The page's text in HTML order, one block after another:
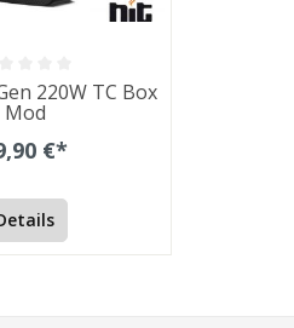
220W TC Box
Mod
€*